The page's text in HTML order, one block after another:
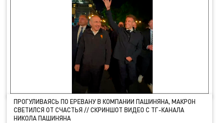
ПРОГУЛИВАЯСЬ ПО ЕРЕВАНУ В КОМПАНИИ ПАШИНЯНА, МАКРОН
СВЕТИЛСЯ ОТ СЧАСТЬЯ // СКРИНШОТ ВИДЕО С ТГ-КАНАЛА
НИКОЛА ПАШИНЯНА